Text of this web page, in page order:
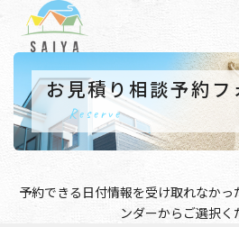
お見積り相談予約フ
Reserve
予約できる日付情報を受け取れなか
ンダーからご選択く